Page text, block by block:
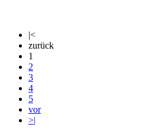
|<
zurück
1
2
3
4
5
vor
>|